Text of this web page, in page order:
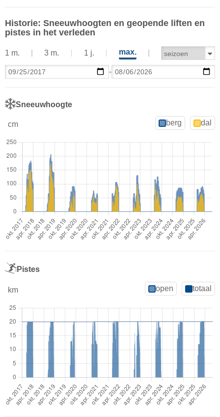
Historie: Sneeuwhoogten en geopende liften en
pistes in het verleden
1 m. 3 m. 1 j. max.
-
Sneeuwhoogte
cm berg dal
Pistes
km open totaal